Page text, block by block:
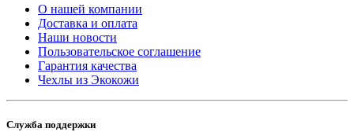
О нашей компании
Доставка и оплата
Наши новости
Пользовательское соглашение
Гарантия качества
Чехлы из Экокожи
Служба поддержки